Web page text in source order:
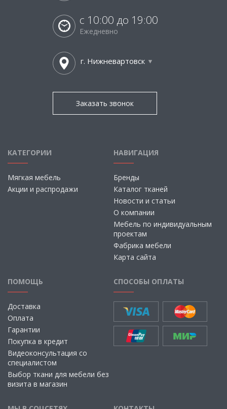
с 10:00 до 19:00
Ежедневно
г. Нижневартовск
Заказать звонок
КАТЕГОРИИ
Мягкая мебель
Акции и распродажи
НАВИГАЦИЯ
Бренды
Каталог тканей
Новости и статьи
О компании
Мебель по индивидуальным
проектам
Фабрика мебели
Карта сайта
ПОМОЩЬ
Доставка
Оплата
Гарантии
Покупка в кредит
Видеоконсультация со
специалистом
Выбор ткани для мебели без
визита в магазин
СПОСОБЫ ОПЛАТЫ